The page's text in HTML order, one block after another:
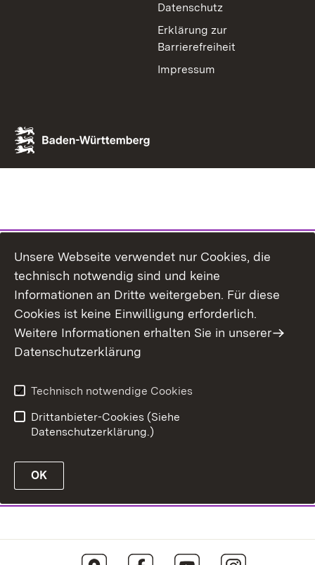
Datenschutz
Erklärung zur
Barrierefreiheit
Impressum
Unsere Webseite verwendet nur Cookies, die
technisch notwendig sind und keine
Informationen an Dritte weitergeben. Für diese
Cookies ist keine Einwilligung erforderlich.
Weitere Informationen erhalten Sie in unserer
Datenschutzerklärung
Technisch notwendige Cookies
Drittanbieter-Cookies (Siehe
Datenschutzerklärung.)
OK